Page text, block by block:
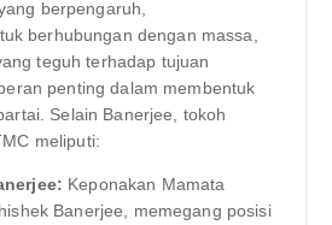
berpengaruh,
berhubungan dengan massa,
teguh terhadap tujuan
penting dalam membentuk
Selain Banerjee, tokoh
meliputi:
Keponakan Mamata
Banerjee, memegang posisi